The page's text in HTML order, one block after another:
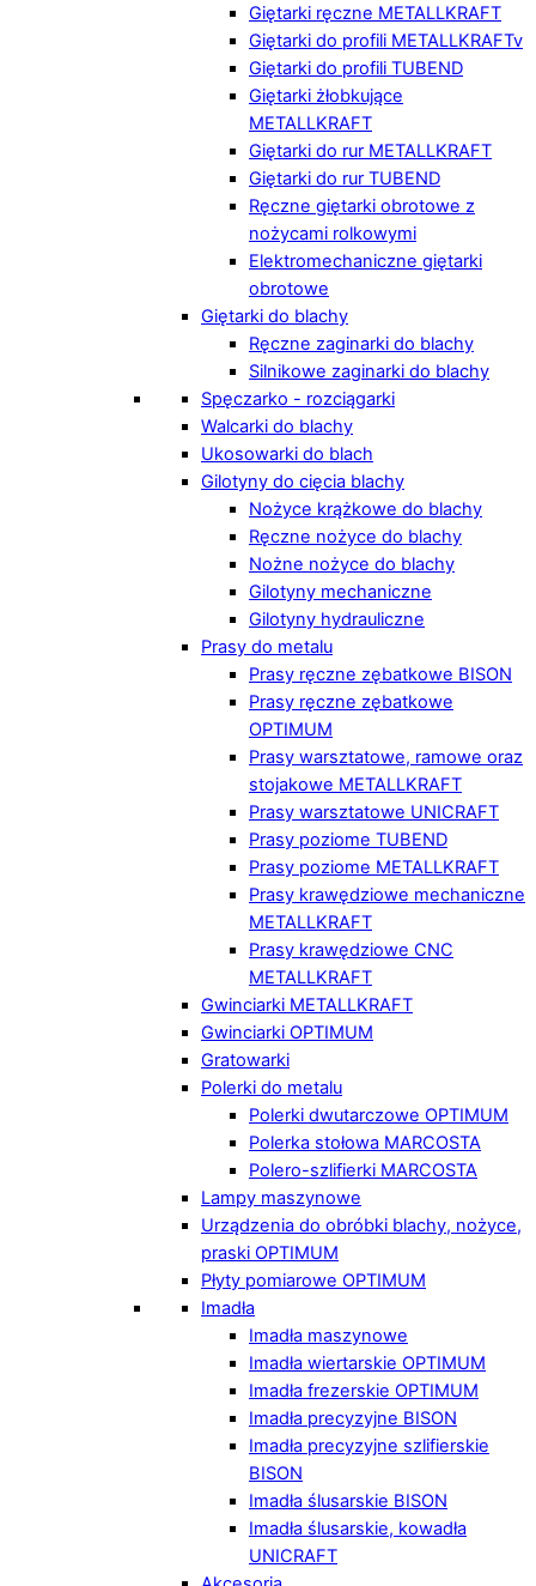
Giętarki ręczne METALLKRAFT
Giętarki do profili METALLKRAFTv
Giętarki do profili TUBEND
Giętarki żłobkujące
METALLKRAFT
Giętarki do rur METALLKRAFT
Giętarki do rur TUBEND
Ręczne giętarki obrotowe z
nożycami rolkowymi
Elektromechaniczne giętarki
obrotowe
Giętarki do blachy
Ręczne zaginarki do blachy
Silnikowe zaginarki do blachy
Spęczarko - rozciągarki
Walcarki do blachy
Ukosowarki do blach
Gilotyny do cięcia blachy
Nożyce krążkowe do blachy
Ręczne nożyce do blachy
Nożne nożyce do blachy
Gilotyny mechaniczne
Gilotyny hydrauliczne
Prasy do metalu
Prasy ręczne zębatkowe BISON
Prasy ręczne zębatkowe
OPTIMUM
Prasy warsztatowe, ramowe oraz
stojakowe METALLKRAFT
Prasy warsztatowe UNICRAFT
Prasy poziome TUBEND
Prasy poziome METALLKRAFT
Prasy krawędziowe mechaniczne
METALLKRAFT
Prasy krawędziowe CNC
METALLKRAFT
Gwinciarki METALLKRAFT
Gwinciarki OPTIMUM
Gratowarki
Polerki do metalu
Polerki dwutarczowe OPTIMUM
Polerka stołowa MARCOSTA
Polero-szlifierki MARCOSTA
Lampy maszynowe
Urządzenia do obróbki blachy, nożyce,
praski OPTIMUM
Płyty pomiarowe OPTIMUM
Imadła
Imadła maszynowe
Imadła wiertarskie OPTIMUM
Imadła frezerskie OPTIMUM
Imadła precyzyjne BISON
Imadła precyzyjne szlifierskie
BISON
Imadła ślusarskie BISON
Imadła ślusarskie, kowadła
UNICRAFT